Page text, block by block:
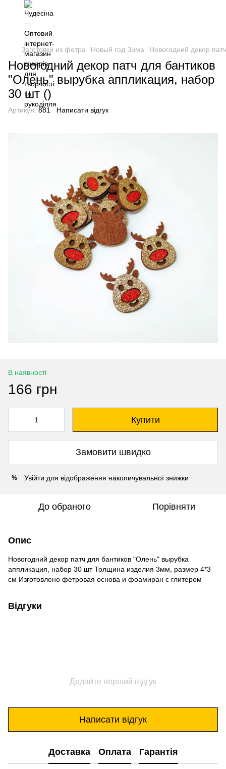
Заготовки из фетра Новый год Зима Новогодний декор
Новогодний декор патч для бантиков
"Олень" вырубка аппликация, набор
30 шт ()
Артикул: 881 Написати відгук
В наявності
166 грн
Купити
Замовити швидко
% Увійти для відображення накопичувальної знижки
До обраного Порівняти
Опис
Новогодний декор патч для бантиков "Олень" вырубка
аппликация, набор 30 шт Толщина изделия 3мм, размер 4*3
см Изготовлено фетровая основа и фоамиран с глитером
Відгуки
Додайте перший відгук
Написати відгук
Доставка Оплата Гарантія